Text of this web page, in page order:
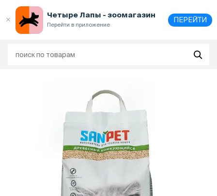
Четыре Лапы - зоомагазин
Перейти в приложение
ПЕРЕЙТИ